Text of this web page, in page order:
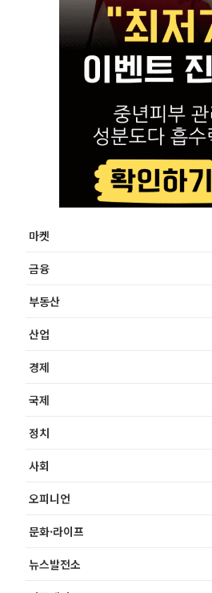
마켓
금융
부동산
산업
경제
국제
정치
사회
오피니언
문화·라이프
뉴스발전소